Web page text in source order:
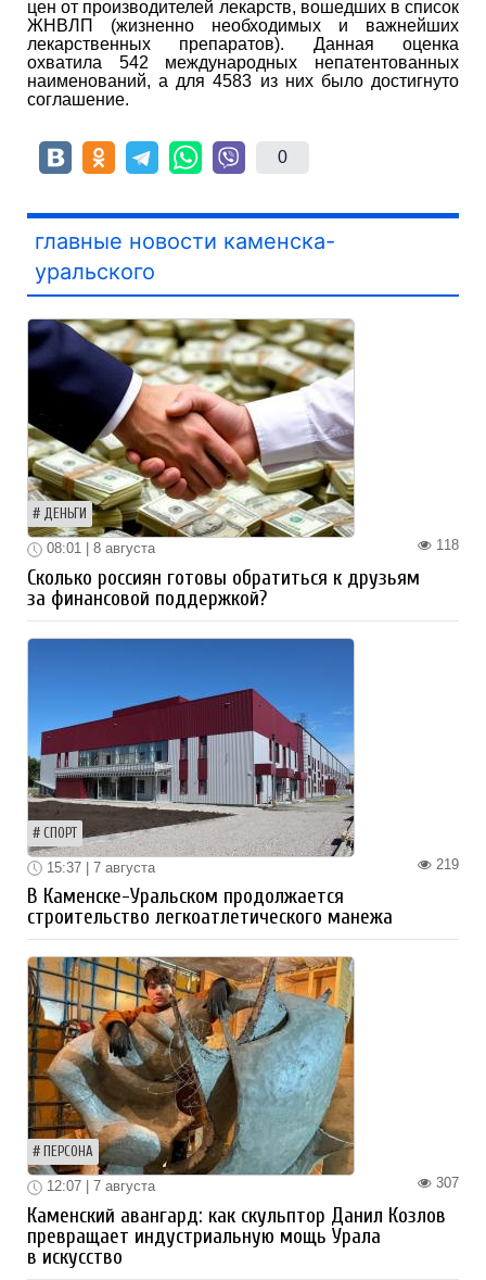
цен от производителей лекарств, вошедших в список
ЖНВЛП (жизненно необходимых и важнейших
лекарственных препаратов). Данная оценка
охватила 542 международных непатентованных
наименований, а для 4583 из них было достигнуто
соглашение.
0
главные новости каменска-
уральского
ДЕНЬГИ
118
08:01 | 8 августа
Сколько россиян готовы обратиться к друзьям
за финансовой поддержкой?
СПОРТ
219
15:37 | 7 августа
В Каменске-Уральском продолжается
строительство легкоатлетического манежа
ПЕРСОНА
307
12:07 | 7 августа
Каменский авангард: как скульптор Данил Козлов
превращает индустриальную мощь Урала
в искусство